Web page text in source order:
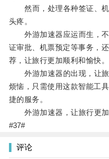
然而，处理各种签证、机
头疼。
外游加速器应运而生，不
证审批、机票预定等事务，
荐，让旅行更加顺利和愉快。
外游加速器的出现，让旅
烦恼，只需使用这款智能工
捷的服务。
外游加速器，让旅行更加
#37#
评论